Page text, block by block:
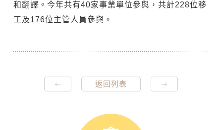
和翻譯。今年共有40家事業單位參與，共計228位移
工及176位主管人員參與。
返回列表